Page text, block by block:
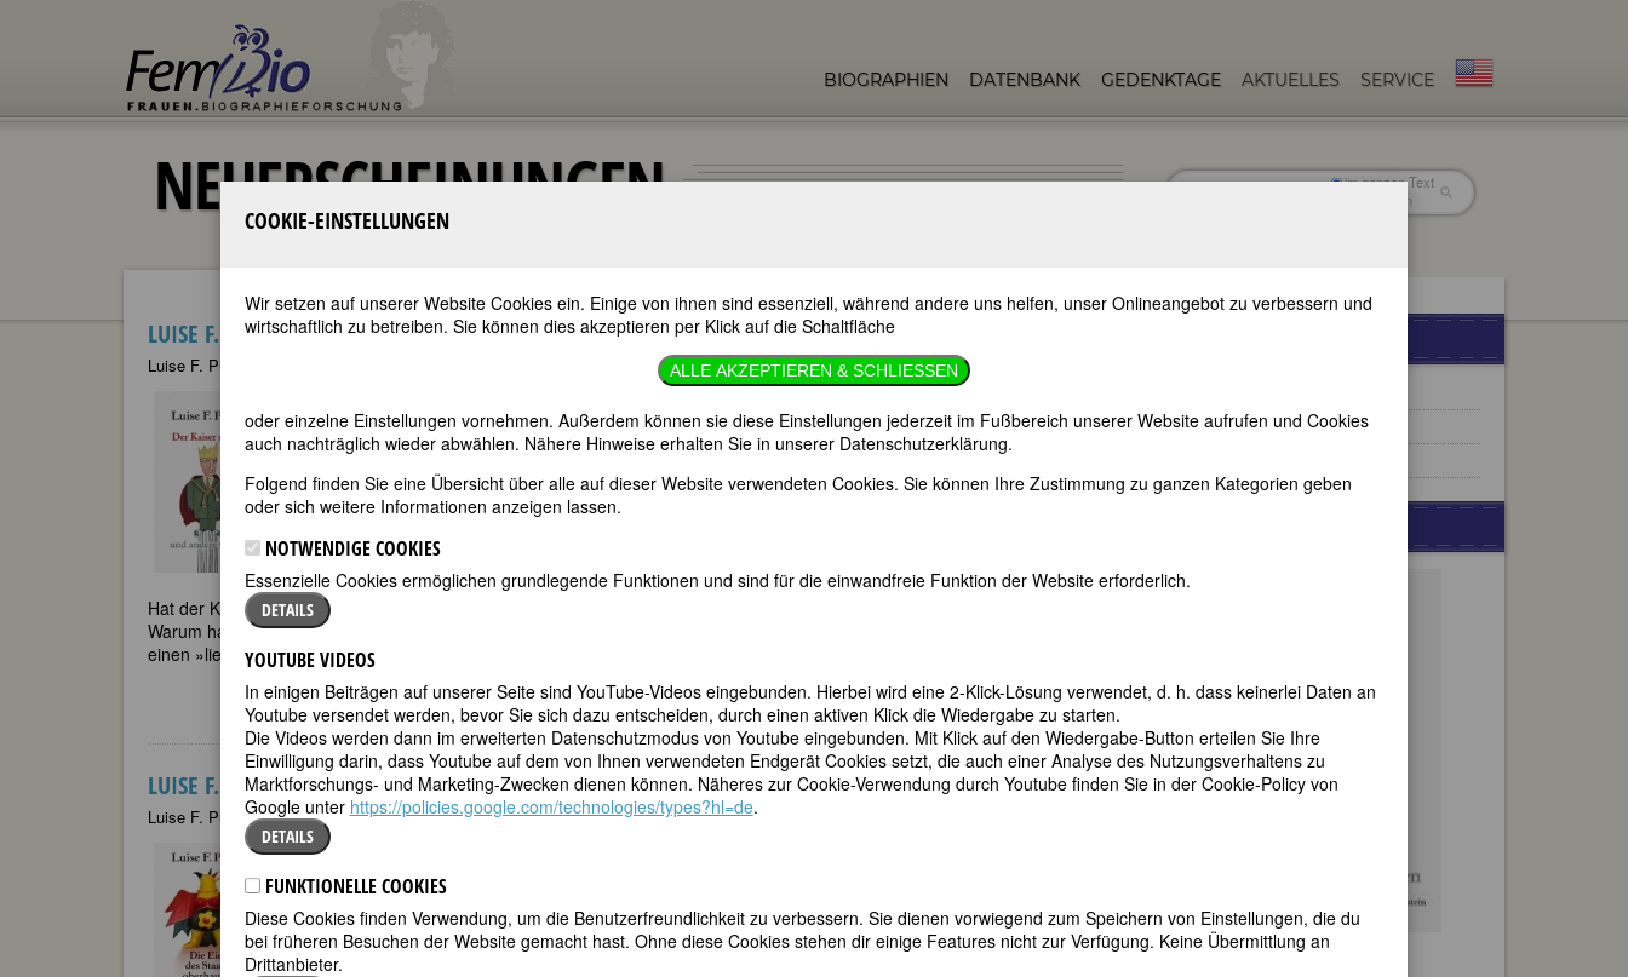
BIOGRAPHIEN DATENBANK GEDENKTAGE AKTUELLES SERVICE
NEUERSCHEINUNGEN
im ganzen Text
nur in Titeln
LUISE F. PUSCH: DER KAISER SAGT JA UND ANDERE GLOSSEN
Luise F. Pusch
Wallstein Verlag, Göttingen. 144 S. 9,90 €
Rezension von Rolf Löchel, Literaturkritik.de
Rezensionen von LeserInnen bei amazon
Verlagsankündigung: Feministische Gesellschafts- und Sprachkritik vom Feinsten.
Hat der Kaiser Franz Beckenbauer seiner Heidi das Ja-Wort gegeben? Oder umgekehrt? Dürfen Frauen Männerlieder singen?
Warum handelt es sich bei einer Beziehung zwischen einem Dichter im Rentenalter und einer Frau, die noch keine 20 ist, um
einen »liebenden Mann«, während eine Beziehung zwischen einer reifen Frau und einem jungen Mann als skandalös…
MEHR
LUISE F. PUSCH: DIE EIER DES STAATSOBERHAUPTS, UND ANDERE GLOSSEN
Luise F. Pusch 10.03.2008
Luise F. Pusch Die Eier des Staatsoberhaupts, und andere Glossen Wallstein Verlag Göttingen. 144
Rezensionen:Literaturkritik.de (Rolf Löchel)
AVIVA-Berlin (Stefanie Denkert)
RSS-Feed
COOKIE-EINSTELLUNGEN
Wir setzen auf unserer Website Cookies ein. Einige von ihnen sind essenziell, während andere uns helfen, unser Onlineangebot zu verbessern und
wirtschaftlich zu betreiben. Sie können dies akzeptieren per Klick auf die Schaltfläche
ALLE AKZEPTIEREN & SCHLIESSEN
oder einzelne Einstellungen vornehmen. Außerdem können sie diese Einstellungen jederzeit im Fußbereich unserer Website aufrufen und Cookies
auch nachträglich wieder abwählen. Nähere Hinweise erhalten Sie in unserer Datenschutzerklärung.
Folgend finden Sie eine Übersicht über alle auf dieser Website verwendeten Cookies. Sie können Ihre Zustimmung zu ganzen Kategorien geben
oder sich weitere Informationen anzeigen lassen.
NOTWENDIGE COOKIES
Essenzielle Cookies ermöglichen grundlegende Funktionen und sind für die einwandfreie Funktion der Website erforderlich.
DETAILS
YOUTUBE VIDEOS
In einigen Beiträgen auf unserer Seite sind YouTube-Videos eingebunden. Hierbei wird eine 2-Klick-Lösung verwendet, d. h. dass keinerlei Daten an
Youtube versendet werden, bevor Sie sich dazu entscheiden, durch einen aktiven Klick die Wiedergabe zu starten.
Die Videos werden dann im erweiterten Datenschutzmodus von Youtube eingebunden. Mit Klick auf den Wiedergabe-Button erteilen Sie Ihre
Einwilligung darin, dass Youtube auf dem von Ihnen verwendeten Endgerät Cookies setzt, die auch einer Analyse des Nutzungsverhaltens zu
Marktforschungs- und Marketing-Zwecken dienen können. Näheres zur Cookie-Verwendung durch Youtube finden Sie in der Cookie-Policy von
Google unter https://policies.google.com/technologies/types?hl=de.
DETAILS
FUNKTIONELLE COOKIES
Diese Cookies finden Verwendung, um die Benutzerfreundlichkeit zu verbessern. Sie dienen vorwiegend zum Speichern von Einstellungen, die du
bei früheren Besuchen der Website gemacht hast. Ohne diese Cookies stehen dir einige Features nicht zur Verfügung. Keine Übermittlung an
Drittanbieter.